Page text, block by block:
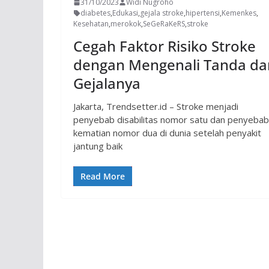
31/10/2023
Widi Nugroho
diabetes,Edukasi,gejala stroke,hipertensi,Kemenkes,
Kesehatan,merokok,SeGeRaKeRS,stroke
Cegah Faktor Risiko Stroke
dengan Mengenali Tanda
Gejalanya
Jakarta, Trendsetter.id – Stroke menjadi
penyebab disabilitas nomor satu dan penyebab
kematian nomor dua di dunia setelah penyakit
jantung baik
Read More